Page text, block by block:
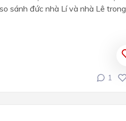
sánh đức nhà Lí và nhà Lê trong
1